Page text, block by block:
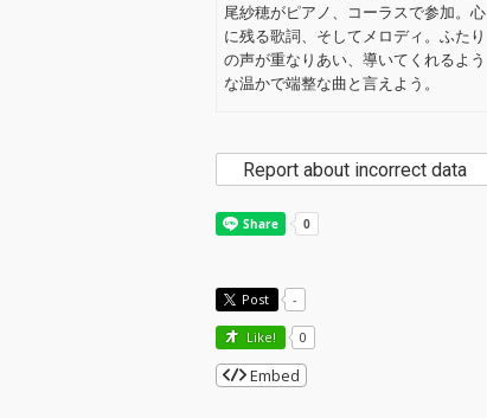
尾紗穂がピアノ、コーラスで参加。心
に残る歌詞、そしてメロディ。ふたり
の声が重なりあい、導いてくれるよう
な温かで端整な曲と言えよう。
Report about incorrect data
Post -
Like! 0
Embed